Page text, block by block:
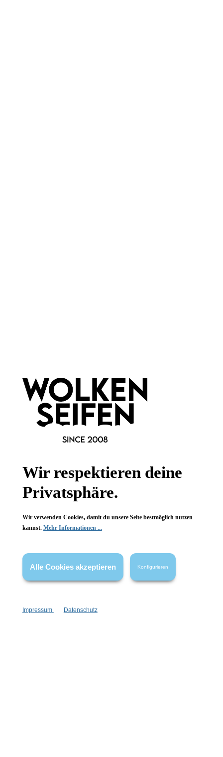
Informationen
Gesetzliche Informationen
Wissenswertes
FAQ
Vertrag widerrufen
* Alle Preise inkl. gesetzl. Mehrwertsteuer zzgl.Versandkosten
wenn nicht anders angegeben.
Wir respektieren deine
Privatsphäre.
Wir verwenden Cookies, damit du unsere Seite bestmöglich nutzen
kannst. Mehr Informationen ...
Alle Cookies akzeptieren Konfigurieren
Impressum Datenschutz